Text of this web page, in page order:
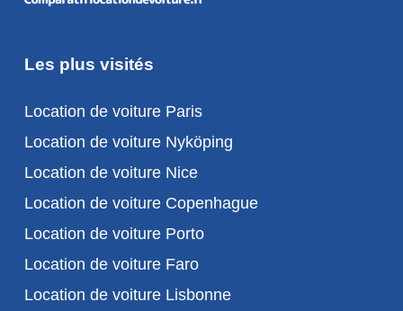
Les plus visités
Location de voiture Paris
Location de voiture Nyköping
Location de voiture Nice
Location de voiture Copenhague
Location de voiture Porto
Location de voiture Faro
Location de voiture Lisbonne